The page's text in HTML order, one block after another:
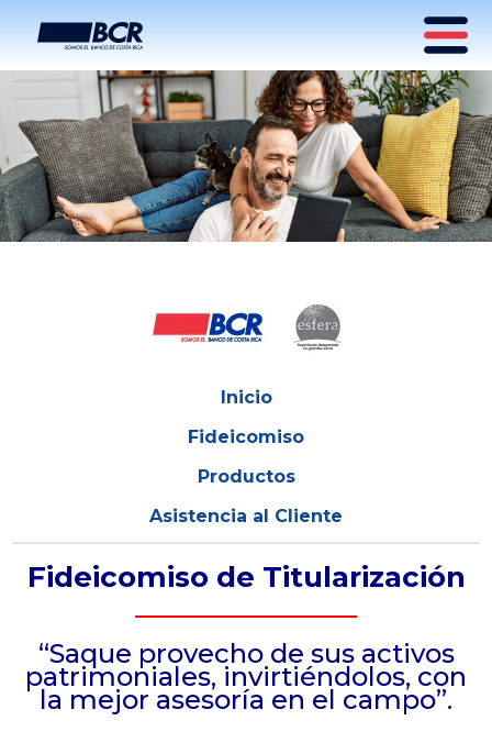
Inicio
Fideicomiso
Productos
Asistencia al Cliente
Fideicomiso de Titularización
“Saque provecho de sus activos
patrimoniales, invirtiéndolos, con
la mejor asesoría en el campo”.